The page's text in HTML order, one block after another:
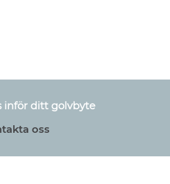
inför ditt golvbyte
oss